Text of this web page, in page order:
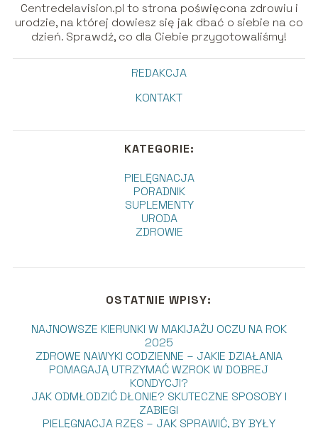
Centredelavision.pl to strona poświęcona zdrowiu i
urodzie, na której dowiesz się jak dbać o siebie na co
dzień. Sprawdź, co dla Ciebie przygotowaliśmy!
REDAKCJA
KONTAKT
KATEGORIE:
PIELĘGNACJA
PORADNIK
SUPLEMENTY
URODA
ZDROWIE
OSTATNIE WPISY:
NAJNOWSZE KIERUNKI W MAKIJAŻU OCZU NA ROK
2025
ZDROWE NAWYKI CODZIENNE – JAKIE DZIAŁANIA
POMAGAJĄ UTRZYMAĆ WZROK W DOBREJ
KONDYCJI?
JAK ODMŁODZIĆ DŁONIE? SKUTECZNE SPOSOBY I
ZABIEGI
PIELĘGNACJA RZĘS – JAK SPRAWIĆ, BY BYŁY